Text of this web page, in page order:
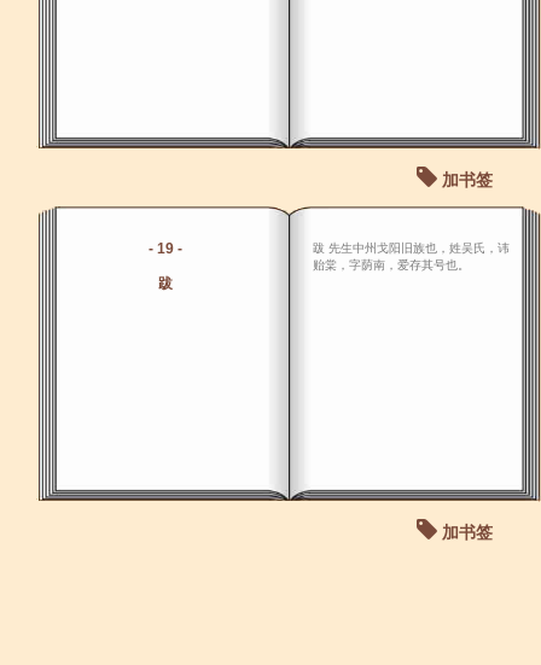
加书签
- 19 -
跋
跋 先生中州戈阳旧族也，姓吴氏，讳
贻棠，字荫南，爱存其号也。
加书签